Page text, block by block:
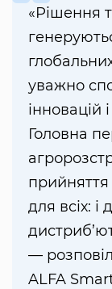
«Рішення
уважно
інновацій
Головна
для всіх: і
—
ALFA